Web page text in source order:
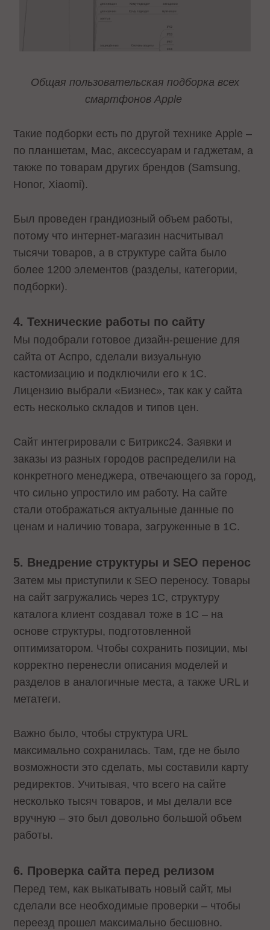
Общая пользовательская подборка всех
смартфонов Apple
Такие подборки есть по другой технике Apple –
по планшетам, Mac, аксессуарам и гаджетам, а
также по товарам других брендов (Samsung,
Honor, Xiaomi).
Был проведен грандиозный объем работы,
потому что интернет-магазин насчитывал
тысячи товаров, а в структуре сайта было
более 1200 элементов (разделы, категории,
подборки).
4. Технические работы по сайту
Мы подобрали готовое дизайн-решение для
сайта от Аспро, сделали визуальную
кастомизацию и подключили его к 1С.
Лицензию выбрали «Бизнес», так как у сайта
есть несколько складов и типов цен.
Сайт интегрировали с Битрикс24. Заявки и
заказы из разных городов распределили на
конкретного менеджера, отвечающего за город,
что сильно упростило им работу. На сайте
стали отображаться актуальные данные по
ценам и наличию товара, загруженные в 1С.
5. Внедрение структуры и SEO перенос
Затем мы приступили к SEO переносу. Товары
на сайт загружались через 1С, структуру
каталога клиент создавал тоже в 1С – на
основе структуры, подготовленной
оптимизатором. Чтобы сохранить позиции, мы
корректно перенесли описания моделей и
разделов в аналогичные места, а также URL и
метатеги.
Важно было, чтобы структура URL
максимально сохранилась. Там, где не было
возможности это сделать, мы составили карту
редиректов. Учитывая, что всего на сайте
несколько тысяч товаров, и мы делали все
вручную – это был довольно большой объем
работы.
6. Проверка сайта перед релизом
Перед тем, как выкатывать новый сайт, мы
сделали все необходимые проверки – чтобы
переезд прошел максимально бесшовно.